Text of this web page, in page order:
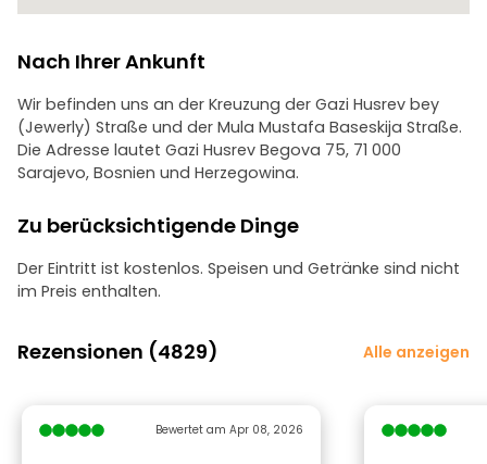
Nach Ihrer Ankunft
Wir befinden uns an der Kreuzung der Gazi Husrev bey
(Jewerly) Straße und der Mula Mustafa Baseskija Straße.
Die Adresse lautet Gazi Husrev Begova 75, 71 000
Sarajevo, Bosnien und Herzegowina.
Zu berücksichtigende Dinge
Der Eintritt ist kostenlos. Speisen und Getränke sind nicht
im Preis enthalten.
Rezensionen (4829) Alle anzeigen
Bewertet am Apr 08, 2026